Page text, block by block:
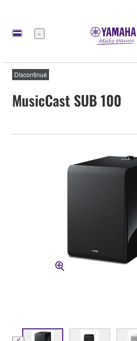
Menu
Discontinué
MusicCast SUB 100